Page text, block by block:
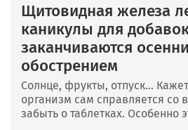
Щитовидная железа
каникулы для
заканчиваются
обострением
Солнце, фрукты, отпуск…
организм сам справляется со
забыть о таблетках. Особенно